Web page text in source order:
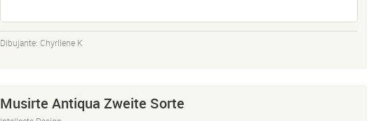
Dibujante: Chyrllene K
Musirte Antiqua Zweite Sorte